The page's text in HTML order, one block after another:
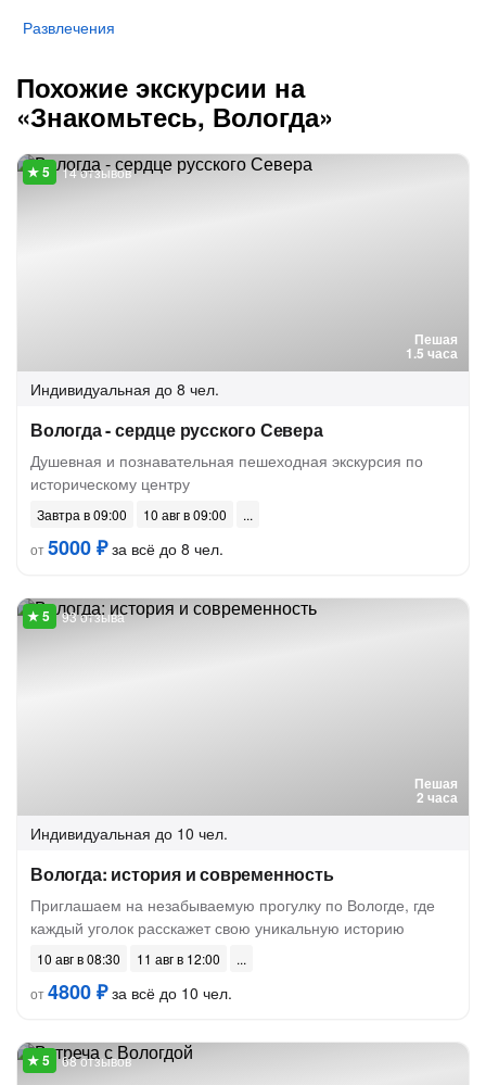
Развлечения
Похожие экскурсии на
«Знакомьтесь, Вологда»
Пешая
1.5 часа
14 отзывов
Индивидуальная до 8 чел.
Вологда - сердце русского Севера
Душевная и познавательная пешеходная экскурсия по
историческому центру
Завтра в 09:00
10 авг в 09:00
от5000 ₽за всё до 8 чел.
Пешая
2 часа
93 отзыва
Индивидуальная до 10 чел.
Вологда: история и современность
Приглашаем на незабываемую прогулку по Вологде, где
каждый уголок расскажет свою уникальную историю
10 авг в 08:30
11 авг в 12:00
от4800 ₽за всё до 10 чел.
68 отзывов